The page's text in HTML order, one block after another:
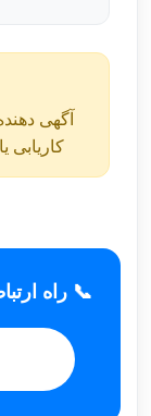
آگهی
کاریابی
📞 راه